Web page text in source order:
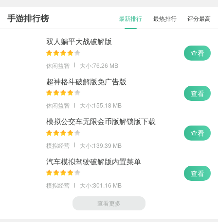
手游排行榜 最新排行 最热排行 评分最高
双人躺平大战破解版
休闲益智 大小:76.26 MB
查看
超神格斗破解版免广告版
休闲益智 大小:155.18 MB
查看
模拟公交车无限金币版解锁版下载
模拟经营 大小:139.39 MB
查看
汽车模拟驾驶破解版内置菜单
模拟经营 大小:301.16 MB
查看
查看更多